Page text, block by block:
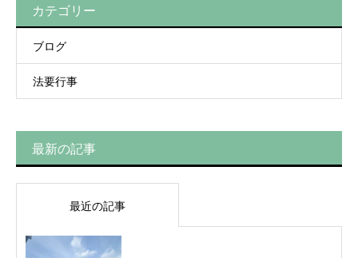
カテゴリー
ブログ
法要行事
最新の記事
最近の記事